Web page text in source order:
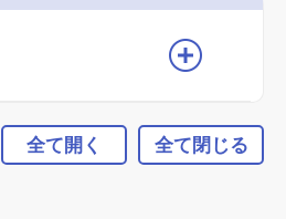
全て開く 全て閉じる